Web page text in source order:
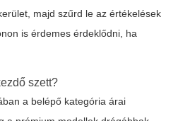
, majd szűrd le az értékelések
is érdemes érdeklődni, ha
szett?
a belépő kategória árai